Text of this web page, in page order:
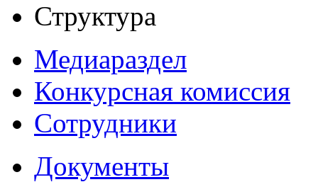
Структура
Медиараздел
Конкурсная комиссия
Сотрудники
Документы